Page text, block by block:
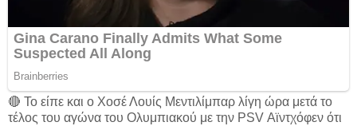
🔴 Το είπε και ο Χοσέ Λουίς Μεντιλίμπαρ λίγη ώρα μετά το
τέλος του αγώνα του Ολυμπιακού με την PSV Αϊντχόφεν ότι